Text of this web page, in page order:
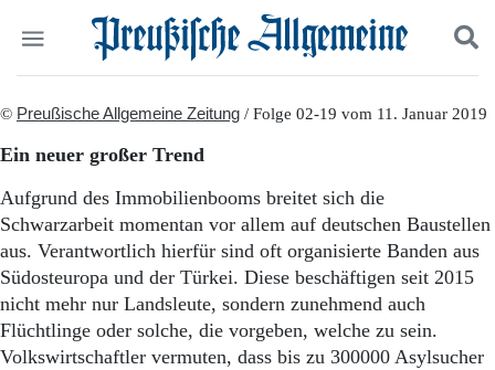
Politik
Wirtschaft
Panorama
Gesellschaft
Leben
Geschichte
Ostpreußen
Pommern
Berlin-Brandenburg
Schlesien
Suchen und finden
© Preußische Allgemeine Zeitung / Folge 02-19 vom 11. Januar 2019
Ein neuer großer Trend
Aufgrund des Immobilienbooms breitet sich die
Schwarzarbeit momentan vor allem auf deutschen Baustellen
aus. Verantwortlich hierfür sind oft organisierte Banden aus
Südosteuropa und der Türkei. Diese beschäftigen seit 2015
nicht mehr nur Landsleute, sondern zunehmend auch
Flüchtlinge oder solche, die vorgeben, welche zu sein.
Volkswirtschaftler vermuten, dass bis zu 300000 Asylsucher